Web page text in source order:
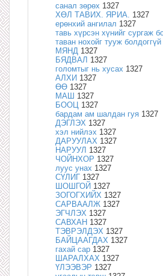
санал зөрөх 1327
ХӨЛ ТАВИХ. ЯРИА.
1327
ерөнхий ангилал 1327
тавь хүрсэн хүнийг сургаж
таван нохойг тууж болдоггүй
МЯНД 1327
БЯДВАЛ 1327
голомтыг нь хусах 1327
АЛХИ 1327
ӨӨ 1327
МАШ 1327
БООЦ 1327
бардам ам шалдан гуя 1327
ДЭГЛЭХ 1327
хэл нийлэх 1327
ДАРУУЛАХ 1327
НАРУУЛ 1327
ЧОЙНХОР 1327
луус унах 1327
СҮЛИГ 1327
ШОШГОЙ 1327
ЗОГОГХИЙХ 1327
САРВААЛЖ 1327
ЭГЧЛЭХ 1327
САВХАН 1327
ТЭВРЭЛДЭХ 1327
БАЙЦААГДАХ 1327
гахай сар 1327
ШАРАЛХАХ 1327
ҮЛЭЭВЭР 1327